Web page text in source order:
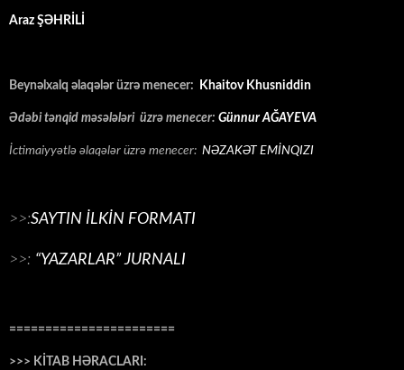
Araz ŞƏHRİLİ
Beynəlxalq əlaqələr üzrə menecer: Khaitov Khusniddin
Ədəbi tənqid məsələləri üzrə menecer: Günnur AĞAYEVA
İctimaiyyətlə əlaqələr üzrə menecer: NƏZAKƏT EMİNQIZI
>>:SAYTIN İLKİN FORMATI
>>: “YAZARLAR” JURNALI
=======================
>>> KİTAB HƏRACLARI: